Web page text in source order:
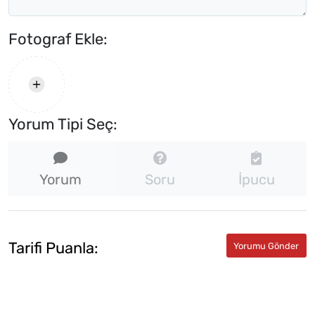
Fotograf Ekle:
Yorum Tipi Seç:
Yorum Soru İpucu
Tarifi Puanla: